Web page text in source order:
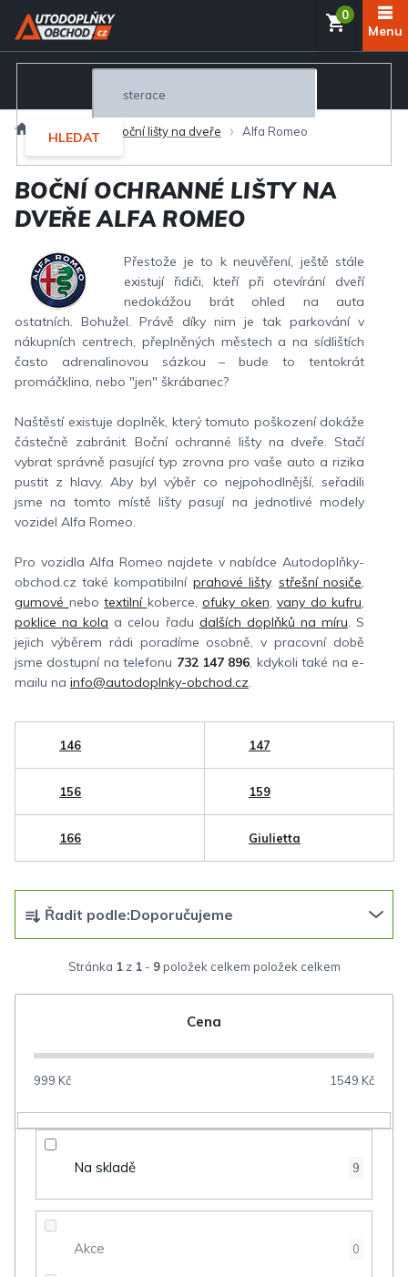
Přejít
obsah
HLEDAT
Exteriér Boční lišty na dveře Alfa Romeo
BOČNÍ OCHRANNÉ LIŠTY NA
DVEŘE ALFA ROMEO
Přestože je to k neuvěření, ještě stále
existují řidiči, kteří při otevírání dveří
nedokážou brát ohled na auta
ostatních. Bohužel. Právě díky nim je tak parkování v
nákupních centrech, přeplněných městech a na sídlištích
často adrenalinovou sázkou – bude to tentokrát
promáčklina, nebo "jen" škrábanec?
Naštěstí existuje doplněk, který tomuto poškození dokáže
částečně zabránit. Boční ochranné lišty na dveře. Stačí
vybrat správně pasující typ zrovna pro vaše auto a rizika
pustit z hlavy. Aby byl výběr co nejpohodlnější, seřadili
jsme na tomto místě lišty pasují na jednotlivé modely
vozidel Alfa Romeo.
Pro vozidla Alfa Romeo najdete v nabídce Autodoplňky-
obchod.cz také kompatibilní prahové lišty. střešní nosiče,
gumové nebo textilní koberce, ofuky oken, vany do kufru,
poklice na kola a celou řadu dalších doplňků na míru. S
jejich výběrem rádi poradíme osobně, v pracovní době
jsme dostupní na telefonu 732 147 896, kdykoli také na e-
mailu na info@autodoplnky-obchod.cz.
146 147
156 159
166 Giulietta
Stránka 1z 1- 9položek celkem
a
e
o
Řadit podle:Doporučujeme
Cena
999 Kč 1549 Kč
Na skladě 9
Akce 0